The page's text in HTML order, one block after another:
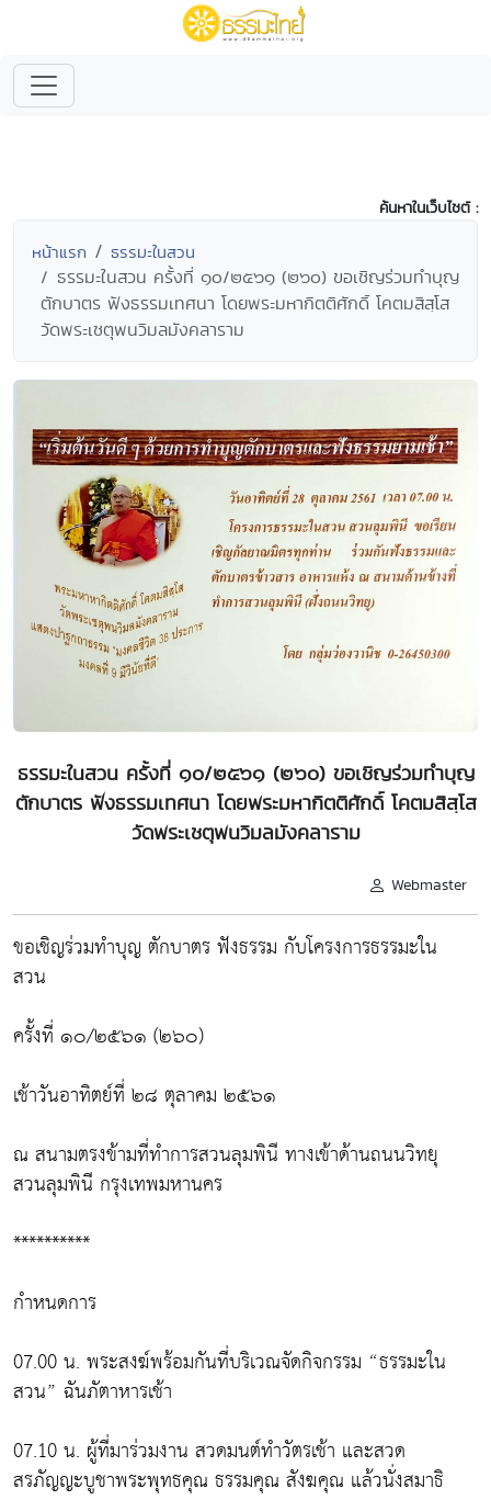
ค้นหาในเว็บไซต์ :
หน้าแรก ธรรมะในสวน
ธรรมะในสวน ครั้งที่ ๑๐/๒๕๖๑ (๒๖๐) ขอเชิญร่วมทำบุญ
ตักบาตร ฟังธรรมเทศนา โดยพระมหากิตติศักดิ์ โคตมสิสฺโส
วัดพระเชตุพนวิมลมังคลาราม
ธรรมะในสวน ครั้งที่ ๑๐/๒๕๖๑ (๒๖๐) ขอเชิญร่วมทำบุญ
ตักบาตร ฟังธรรมเทศนา โดยพระมหากิตติศักดิ์ โคตมสิสฺโส
วัดพระเชตุพนวิมลมังคลาราม
Webmaster
ขอเชิญร่วมทำบุญ ตักบาตร ฟังธรรม กับโครงการธรรมะใน
สวน
ครั้งที่ ๑๐/๒๕๖๑ (๒๖๐)
เช้าวันอาทิตย์ที่ ๒๘ ตุลาคม ๒๕๖๑
ณ สนามตรงข้ามที่ทำการสวนลุมพินี ทางเข้าด้านถนนวิทยุ
สวนลุมพินี กรุงเทพมหานคร
**********
กำหนดการ
07.00 น. พระสงฆ์พร้อมกันที่บริเวณจัดกิจกรรม “ธรรมะใน
สวน” ฉันภัตาหารเช้า
07.10 น. ผู้ที่มาร่วมงาน สวดมนต์ทำวัตรเช้า และสวด
สรภัญญะบูชาพระพุทธคุณ ธรรมคุณ สังฆคุณ แล้วนั่งสมาธิ